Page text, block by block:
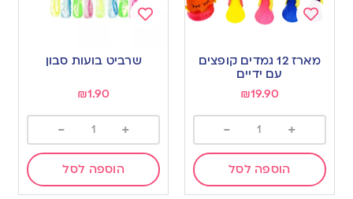
to
wishlist
מארז 12 גמדים קופצים
עם ידיים
₪19.90
+
-
הוספה לסל
שרביט בועות סבון
₪1.90
+
-
הוספה לסל